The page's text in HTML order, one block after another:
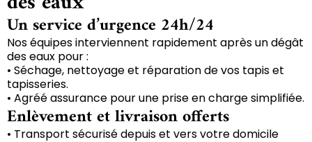
Un service d’urgence 24h/24
Nos équipes interviennent rapidement après un dégât
des eaux pour :
• Séchage, nettoyage et réparation de vos tapis et
tapisseries.
• Agréé assurance pour une prise en charge simplifiée.
Enlèvement et livraison offerts
• Transport sécurisé depuis et vers votre domicile